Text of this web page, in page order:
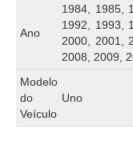
Ano
1984, 1985,
1992, 1993,
2000, 2001,
2008, 2009,
Modelo
do
Veículo
Uno